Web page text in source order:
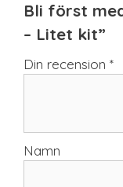
Bli först
– Litet kit”
Din recension *
Namn